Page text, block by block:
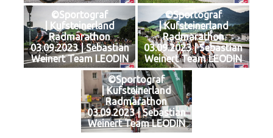
©Sportograf
| Kufsteinerland
Radmarathon
03.09.2023 | Sebastian
Weinert Team LEODIN
©Sportograf
| Kufsteinerland
Radmarathon
03.09.2023 | Sebastian
Weinert Team LEODIN
©Sportograf
| Kufsteinerland
Radmarathon
03.09.2023 | Sebastian
Weinert Team LEODIN